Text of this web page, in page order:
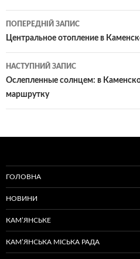
Навігація
по
записам
ПОПЕРЕДНІЙ ЗАПИС
Центральное отопление в
НАСТУПНИЙ ЗАПИС
Ослепленные солнцем: в
маршрутку
ГОЛОВНА
НОВИНИ
КАМ’ЯНСЬКЕ
КАМ’ЯНСЬКА МІСЬКА РАДА